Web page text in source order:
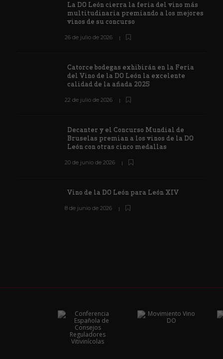
La DO León cierra la feria del vino más
multitudinaria premiando a los mejores
vinos de su concurso
26 de julio de 2026
Catorce bodegas exhibirán en la Feria
del Vino de la DO León la excelente
calidad de la añada 2025
22 de julio de 2026
Decanter y el Concurso Mundial de
Bruselas premian a los vinos de la DO
León con otras cinco medallas
20 de junio de 2026
Vino de la DO León para León XIV
8 de junio de 2026